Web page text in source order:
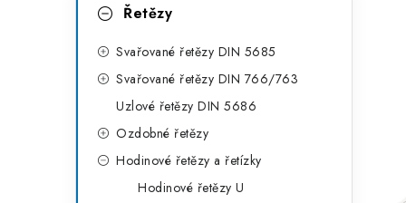
kategorieŘetězy
Svařované řetězy DIN 5685
Svařované řetězy DIN 766/763
Uzlové řetězy DIN 5686
Ozdobné řetězy
Hodinové řetězy a řetízky
Hodinové řetězy U